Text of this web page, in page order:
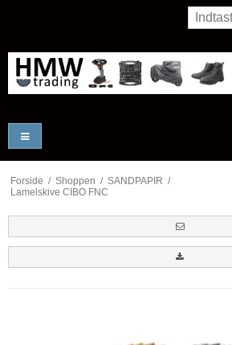
Forside / Shoppen / SANDPAPIR /
Lamelskive CIBO FNC